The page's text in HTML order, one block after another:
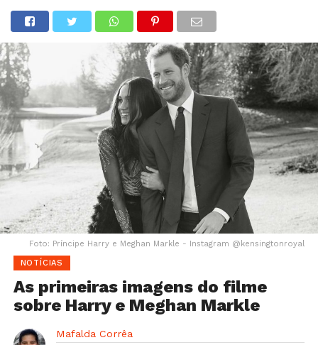
Foto: Príncipe Harry e Meghan Markle - Instagram @kensingtonroyal
NOTÍCIAS
As primeiras imagens do filme
sobre Harry e Meghan Markle
Mafalda Corrêa